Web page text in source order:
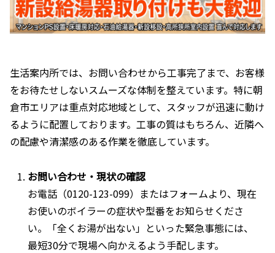
生活案内所では、お問い合わせから工事完了まで、お客様
をお待たせしないスムーズな体制を整えています。特に朝
倉市エリアは重点対応地域として、スタッフが迅速に動け
るように配置しております。工事の質はもちろん、近隣へ
の配慮や清潔感のある作業を徹底しています。
お問い合わせ・現状の確認
お電話（0120-123-099）またはフォームより、現在
お使いのボイラーの症状や型番をお知らせくださ
い。「全くお湯が出ない」といった緊急事態には、
最短30分で現場へ向かえるよう手配します。